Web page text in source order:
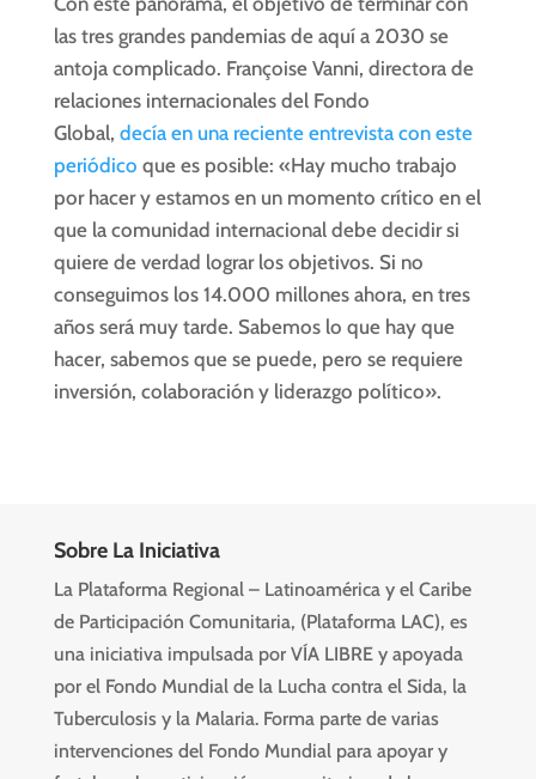
las tres grandes pandemias de aquí a 2030 se
antoja complicado. Françoise Vanni, directora de
relaciones internacionales del Fondo
Global, decía en una reciente entrevista con este
periódico que es posible: «Hay mucho trabajo
por hacer y estamos en un momento crítico en el
que la comunidad internacional debe decidir si
quiere de verdad lograr los objetivos. Si no
conseguimos los 14.000 millones ahora, en tres
años será muy tarde. Sabemos lo que hay que
hacer, sabemos que se puede, pero se requiere
inversión, colaboración y liderazgo político».
Sobre La Iniciativa
La Plataforma Regional – Latinoamérica y el Caribe
de Participación Comunitaria, (Plataforma LAC), es
una iniciativa impulsada por VÍA LIBRE y apoyada
por el Fondo Mundial de la Lucha contra el Sida, la
Tuberculosis y la Malaria. Forma parte de varias
intervenciones del Fondo Mundial para apoyar y